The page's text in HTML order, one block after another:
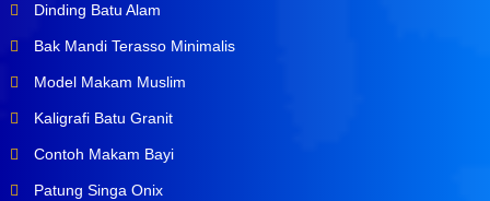
Dinding Batu Alam
Bak Mandi Terasso Minimalis
Model Makam Muslim
Kaligrafi Batu Granit
Contoh Makam Bayi
Patung Singa Onix